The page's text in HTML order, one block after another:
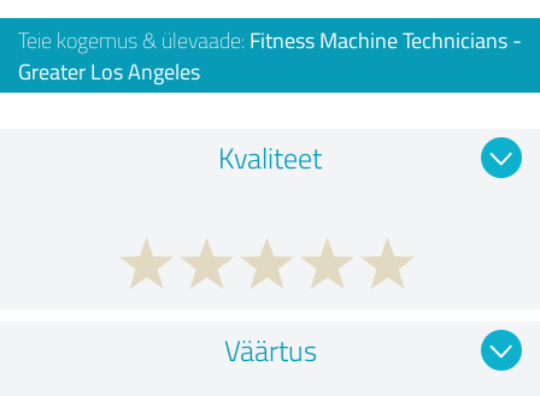
Teie kogemus & ülevaade: Fitness Machine Technicians -
Greater Los Angeles
Kvaliteet
Väärtus